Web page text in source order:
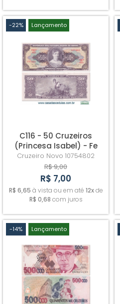
-22% Lançamento
C116 - 50 Cruzeiros
(Princesa Isabel) - Fe
(C/C de 50 centavos)
Cruzeiro Novo 10754802
R$ 9,00
R$ 7,00
R$ 6,65 à vista ou em até 12xde
R$ 0,68 com juros
-14% Lançamento